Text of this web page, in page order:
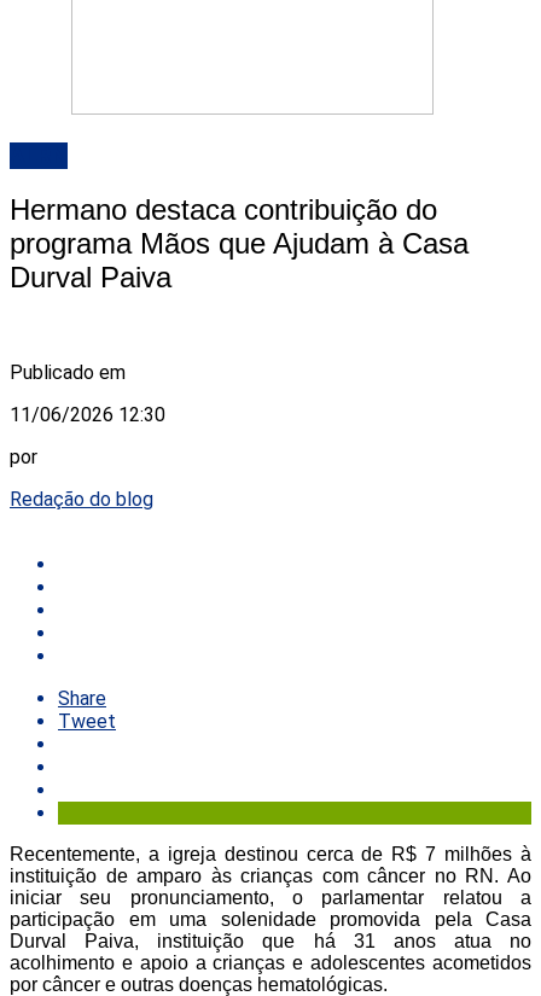
Hermano destaca contribuição do
programa Mãos que Ajudam à Casa
Durval Paiva
Publicado em
11/06/2026 12:30
por
Redação do blog
Share
Tweet
Recentemente, a igreja destinou cerca de R$ 7 milhões à
instituição de amparo às crianças com câncer no RN. Ao
iniciar seu pronunciamento, o parlamentar relatou a
participação em uma solenidade promovida pela Casa
Durval Paiva, instituição que há 31 anos atua no
acolhimento e apoio a crianças e adolescentes acometidos
por câncer e outras doenças hematológicas.